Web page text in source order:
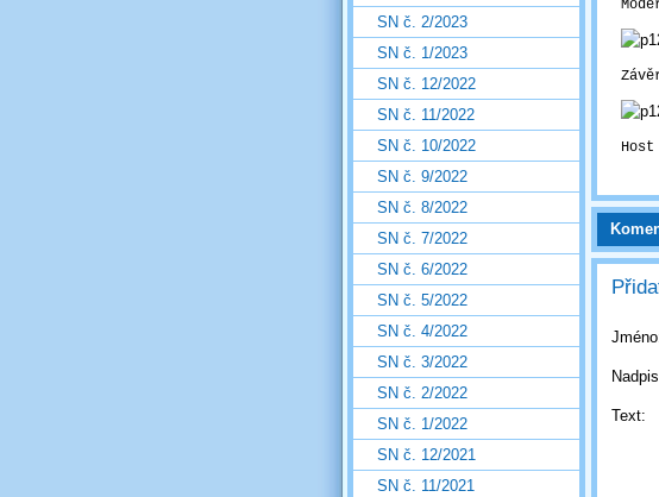
Text:
SN č. 2/2023
SN č. 1/2023
SN č. 12/2022
SN č. 11/2022
SN č. 10/2022
SN č. 9/2022
SN č. 8/2022
SN č. 7/2022
SN č. 6/2022
SN č. 5/2022
SN č. 4/2022
SN č. 3/2022
SN č. 2/2022
SN č. 1/2022
SN č. 12/2021
SN č. 11/2021